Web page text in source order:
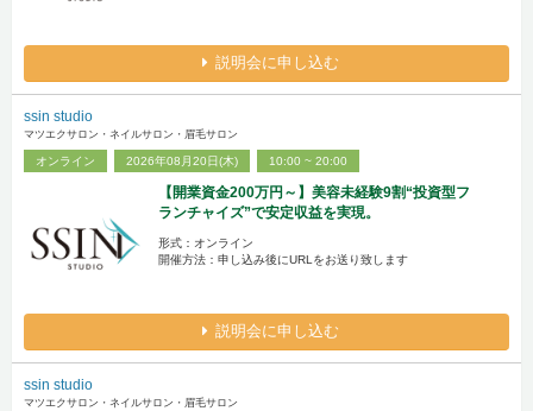
説明会に申し込む
ssin studio
マツエクサロン・ネイルサロン・眉毛サロン
オンライン 2026年08月20日(木) 10:00 ~ 20:00
【開業資金200万円～】美容未経験9割“投資型フ
ランチャイズ”で安定収益を実現。
形式：オンライン
開催方法：申し込み後にURLをお送り致します
説明会に申し込む
ssin studio
マツエクサロン・ネイルサロン・眉毛サロン